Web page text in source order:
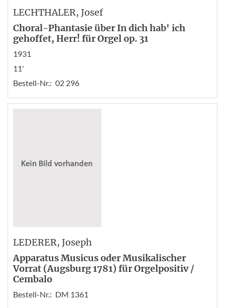
LECHTHALER, Josef
Choral-Phantasie über In dich hab' ich
gehoffet, Herr! für Orgel op. 31
1931
11'
Bestell-Nr.: 02 296
LEDERER, Joseph
Apparatus Musicus oder Musikalischer
Vorrat (Augsburg 1781) für Orgelpositiv /
Cembalo
Bestell-Nr.: DM 1361